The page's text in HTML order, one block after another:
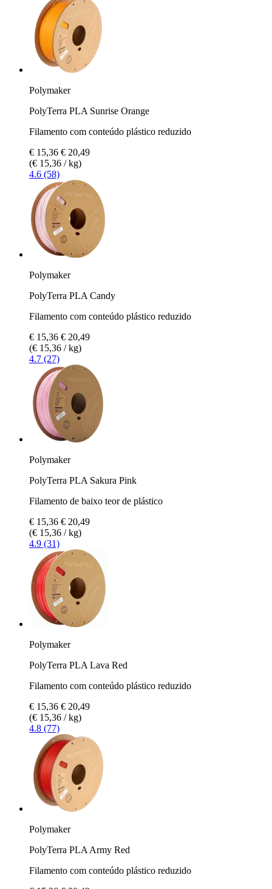
Polymaker
PolyTerra PLA Sunrise Orange
Filamento com conteúdo plástico reduzido
€ 15,36 € 20,49
(€ 15,36 / kg)
4.6 (58)
Polymaker
PolyTerra PLA Candy
Filamento com conteúdo plástico reduzido
€ 15,36 € 20,49
(€ 15,36 / kg)
4.7 (27)
Polymaker
PolyTerra PLA Sakura Pink
Filamento de baixo teor de plástico
€ 15,36 € 20,49
(€ 15,36 / kg)
4.9 (31)
Polymaker
PolyTerra PLA Lava Red
Filamento com conteúdo plástico reduzido
€ 15,36 € 20,49
(€ 15,36 / kg)
4.8 (77)
Polymaker
PolyTerra PLA Army Red
Filamento com conteúdo plástico reduzido